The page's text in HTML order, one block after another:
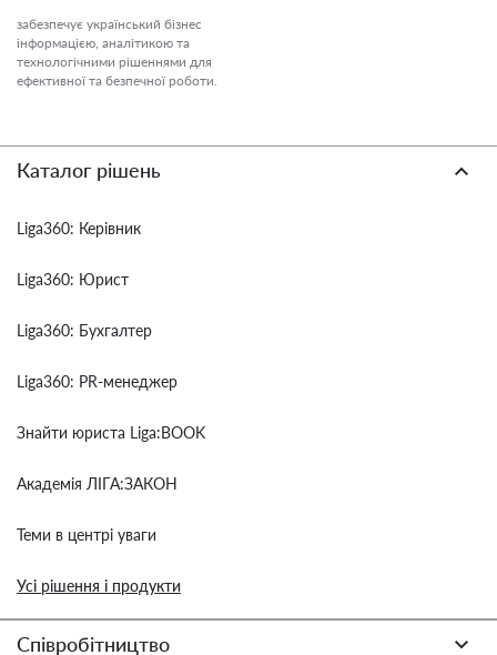
забезпечує український бізнес
інформацією, аналітикою та
технологічними рішеннями для
ефективної та безпечної роботи.
Каталог рішень
Liga360: Керівник
Liga360: Юрист
Liga360: Бухгалтер
Liga360: PR-менеджер
Знайти юриста Liga:BOOK
Академія ЛІГА:ЗАКОН
Теми в центрі уваги
Усі рішення і продукти
Співробітництво